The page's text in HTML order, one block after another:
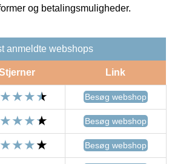
og betalingsmuligheder.
anmeldte webshops
Link
Besøg webshop
Besøg webshop
Besøg webshop